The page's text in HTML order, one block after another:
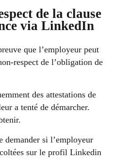
de la clause
via LinkedIn
que l’employeur peut
respect de l’obligation de
des attestations de
a tenté de démarcher.
demander si l’employeur
sur le profil Linkedin